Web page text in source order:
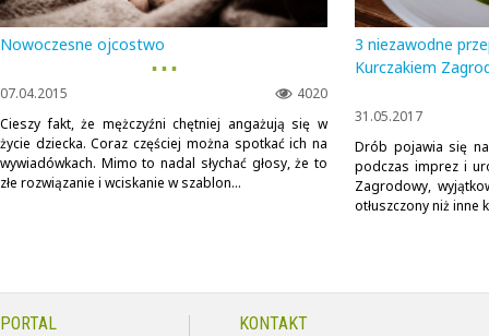
Nowoczesne ojcostwo
▪ ▪ ▪
4020
07.04.2015
Cieszy fakt, że mężczyźni chętniej angażują się w
życie dziecka. Coraz częściej można spotkać ich na
wywiadówkach. Mimo to nadal słychać głosy, że to
złe rozwiązanie i wciskanie w szablon...
3 niezawodne
Kurczakiem
31.05.2017
Drób pojawia się
podczas imprez i
Zagrodowy,
otłuszczony niż inne
PORTAL KONTAKT